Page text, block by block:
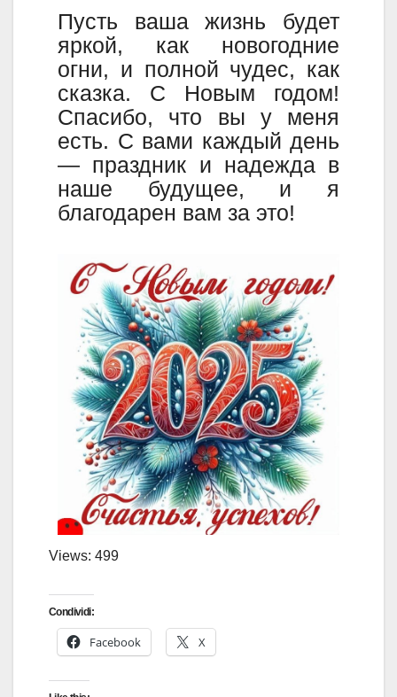
Пусть ваша жизнь будет
яркой, как новогодние
огни, и полной чудес, как
сказка. С Новым годом!
Спасибо, что вы у меня
есть. С вами каждый день
— праздник и надежда в
наше будущее, и я
благодарен вам за это!
Views: 499
Condividi:
Facebook X